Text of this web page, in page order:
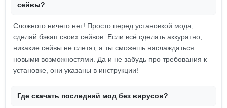
сейвы?
Сложного ничего нет! Просто перед установкой мода,
сделай бэкап своих сейвов. Если всё сделать аккуратно,
никакие сейвы не слетят, а ты сможешь наслаждаться
новыми возможностями. Да и не забудь про требования к
установке, они указаны в инструкции!
Где скачать последний мод без вирусов?